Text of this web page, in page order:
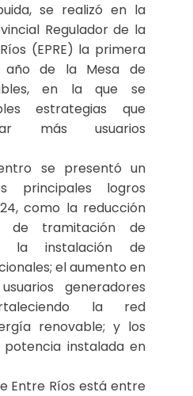
se realizó en la
Regulador de la
(EPRE) la primera
año de la Mesa de
en la que se
estrategias que
más usuarios
se presentó un
principales logros
como la reducción
de tramitación de
la instalación de
el aumento en
generadores
la red
renovable; y los
instalada en
Entre Ríos está entre